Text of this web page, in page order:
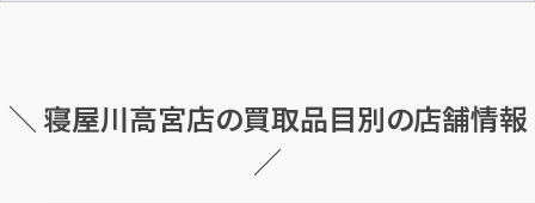
＼ 寝屋川高宮店の買取品目別の店舗情報
／